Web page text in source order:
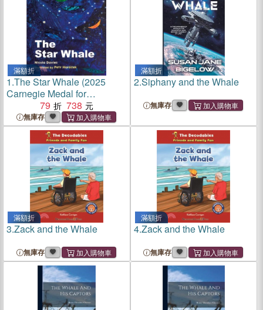
滿額折
1.The Star Whale (2025
Carnegie Medal for
Illustration Nominated)
79 738
無庫存
滿額折
2.Siphany and the Whale
無庫存
滿額折
3.Zack and the Whale
無庫存
滿額折
4.Zack and the Whale
無庫存